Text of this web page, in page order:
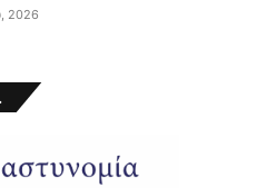
της Ελληνικής
2026